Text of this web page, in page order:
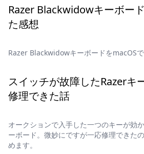
Razer Blackwidowキーボー
た感想
Razer BlackwidowキーボードをmacOS
スイッチが故障したRazerキ
修理できた話
オークションで入手した一つのキーが効
ーボード。微妙にですが一応修理できた
めます。